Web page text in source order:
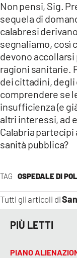
TAG OSPEDALE DI
Tutti gli articoli di
Non pensi, Sig.
sequela di
calabresi
segnaliamo, così
devono
ragioni sanitarie.
dei cittadini, degli
comprendere se
insufficienza (e
altri interessi, ad
Calabria
sanità pubblica?
PIÙ LETTI
PIANO